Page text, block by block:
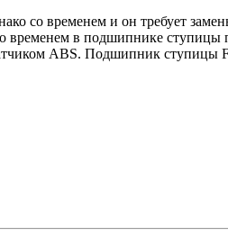
со временем и он требует
временем в подшипнике ступицы
ABS. Подшипник ступицы